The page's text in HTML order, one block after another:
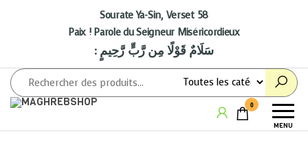
Sourate Ya-Sin, Verset 58
Paix ! Parole du Seigneur Miséricordieux
: سَلَامٌ قَوْلًا مِن رَّبٍّ رَّحِيمٍ
Maghrebshop
à porter
MENU
0